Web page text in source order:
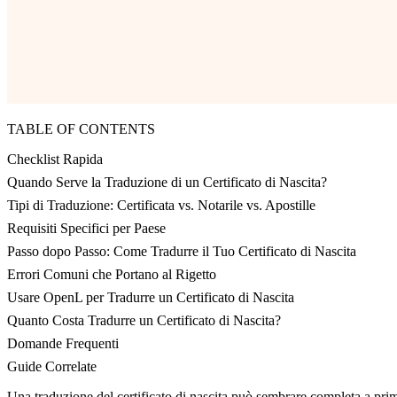
TABLE OF CONTENTS
Checklist Rapida
Quando Serve la Traduzione di un Certificato di Nascita?
Tipi di Traduzione: Certificata vs. Notarile vs. Apostille
Requisiti Specifici per Paese
Passo dopo Passo: Come Tradurre il Tuo Certificato di Nascita
Errori Comuni che Portano al Rigetto
Usare OpenL per Tradurre un Certificato di Nascita
Quanto Costa Tradurre un Certificato di Nascita?
Domande Frequenti
Guide Correlate